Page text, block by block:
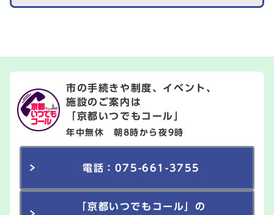
市の手続きや制度、イベント、
施設のご案内は
「京都いつでもコール」
年中無休 朝8時から夜9時
電話：075-661-3755
「京都いつでもコール」の